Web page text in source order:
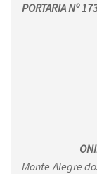
PORTARIA Nº
ONILTON
Monte Alegre